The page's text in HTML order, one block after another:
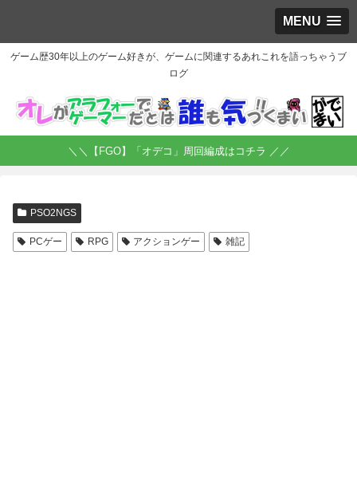
MENU
ゲーム歴30年以上のゲーム好きが、ゲームに関連するあれこれを語っちゃうブ
ログ
＼＼【FGO】「オデコ」周回編成はコチラ ／／
PSO2NGS
PCゲー RPG アクションゲー 雑記